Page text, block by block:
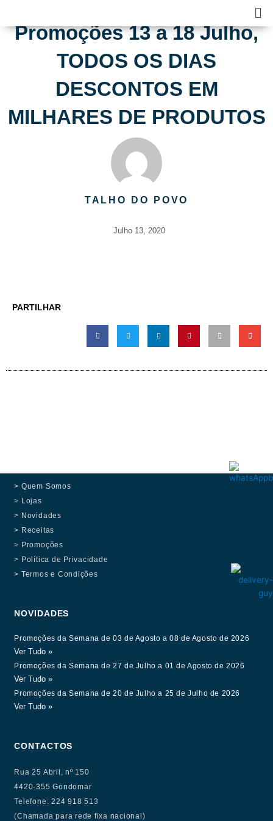
contentPromoções 13 a 18 Julho,
TODOS OS DIAS
DESCONTOS EM
MILHARES DE PRODUTOS
TALHO DO POVO
Julho 13, 2020
PARTILHAR
> Quem Somos
> Lojas
> Novidades
> Receitas
> Promoções
> Política de Privacidade
> Termos e Condições
NOVIDADES
Promoções da Semana de 03 de Agosto a 08 de Agosto de 2026
Ver Tudo »
Promoções da Semana de 27 de Julho a 01 de Agosto de 2026
Ver Tudo »
Promoções da Semana de 20 de Julho a 25 de Julho de 2026
Ver Tudo »
CONTACTOS
Rua 25 Abril, nº 150
4420-355 Gondomar
Telefone: 224 918 513
(Chamada para rede fixa nacional)